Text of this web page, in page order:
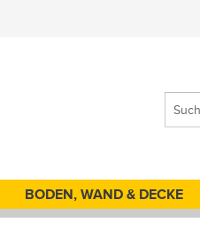
BODEN, WAND & DECKE